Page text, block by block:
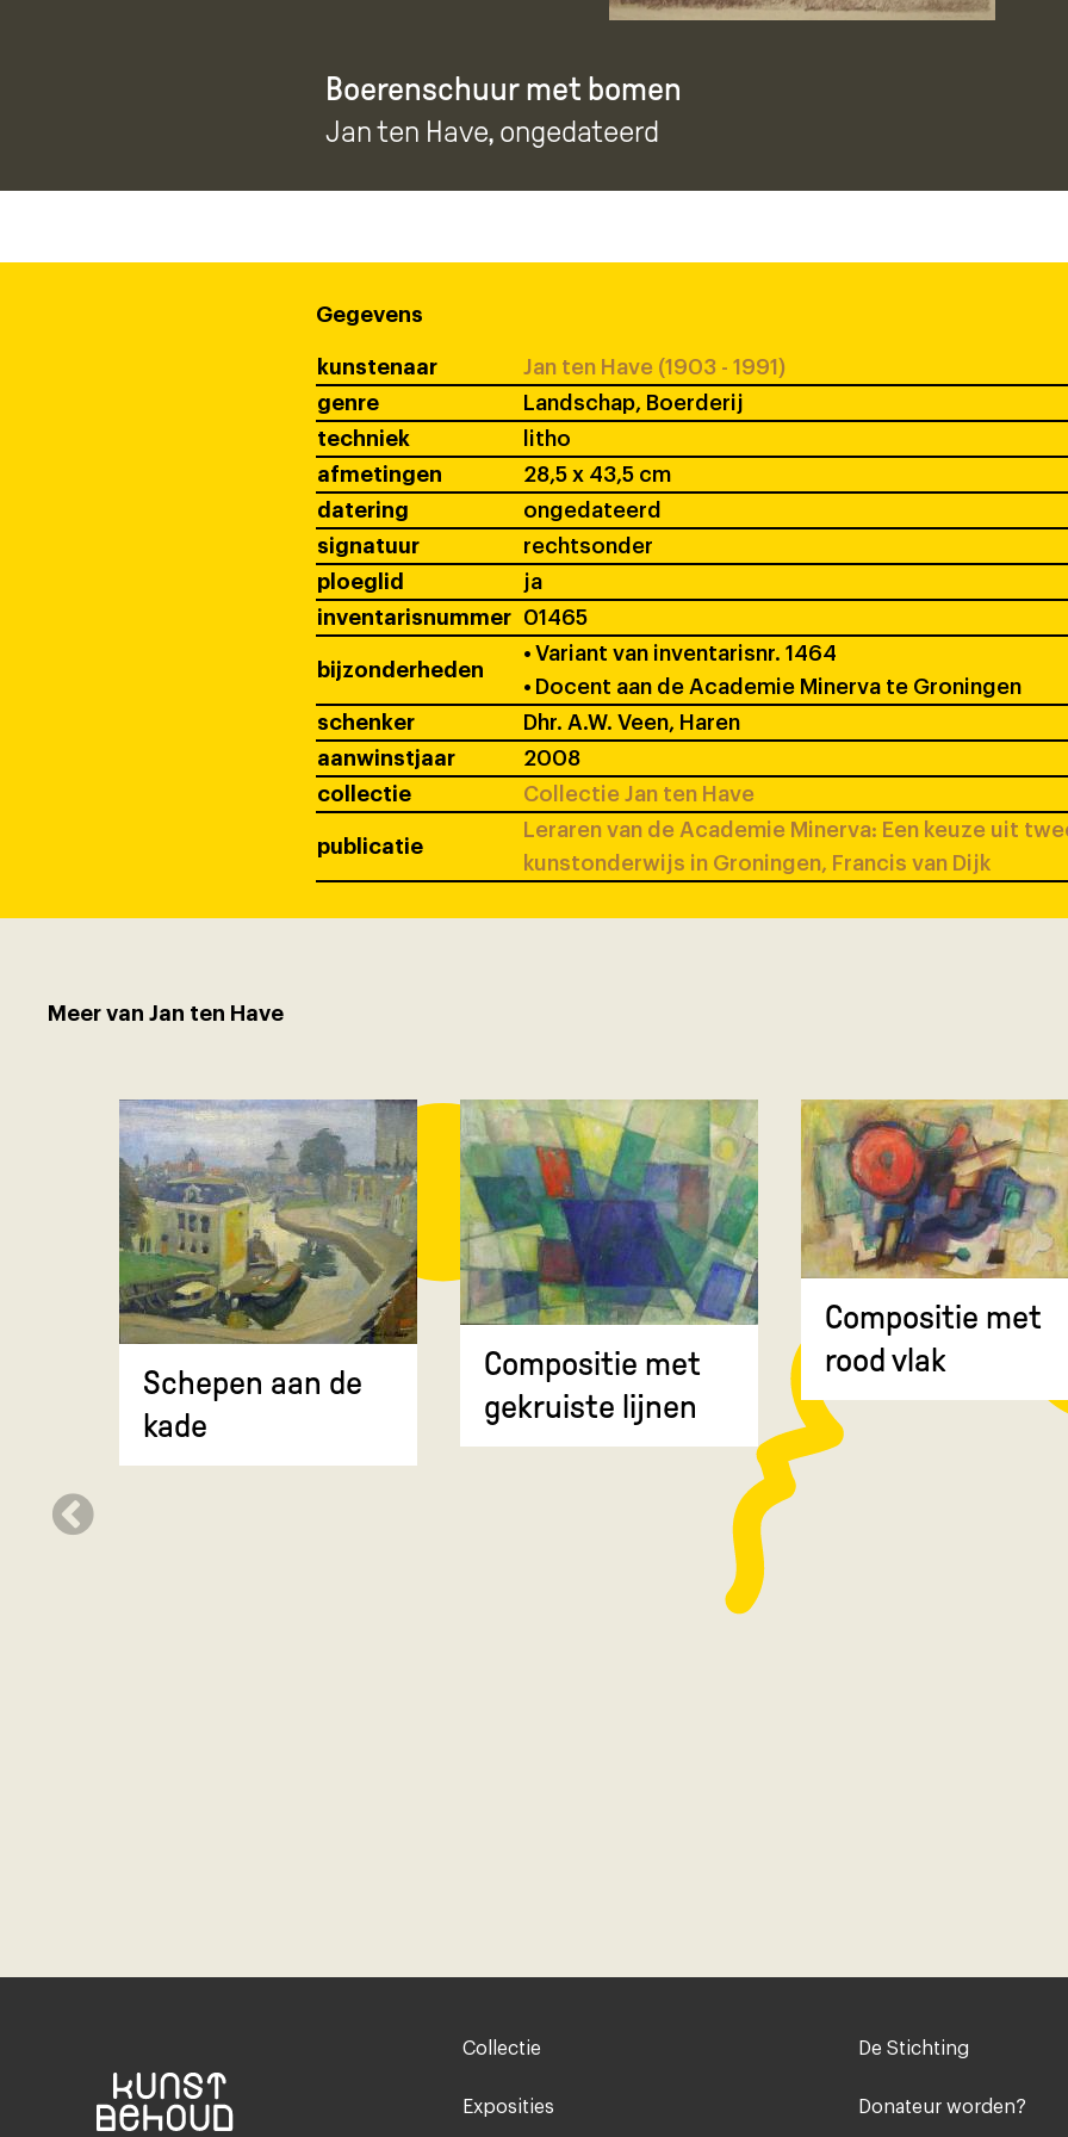
Boerenschuur met bomen
Jan ten Have, ongedateerd
Gegevens
kunstenaar
Jan ten Have (1903 - 1991)
genre
Landschap, Boerderij
techniek
litho
afmetingen
28,5 x 43,5 cm
datering
ongedateerd
signatuur
rechtsonder
ploeglid
ja
inventarisnummer
01465
bijzonderheden
• Variant van inventarisnr. 1464
• Docent aan de Academie Minerva te Groningen
schenker
Dhr. A.W. Veen, Haren
aanwinstjaar
2008
collectie
Collectie Jan ten Have
publicatie
Leraren van de Academie Minerva: Een keuze uit
kunstonderwijs in Groningen, Francis van Dijk
Meer van Jan ten Have
Schepen aan de
kade
Compositie met
gekruiste lijnen
Compositie met
rood vlak
Footer-
Collectie
Exposities
Voet
De Stichting
Donateur worden?